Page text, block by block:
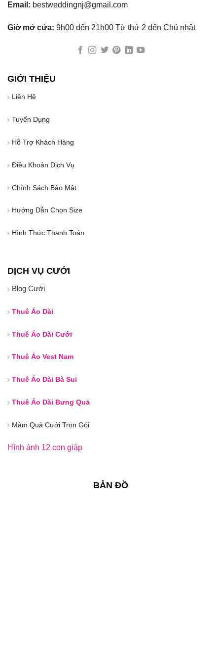
Email: bestweddingnj@gmail.com
Giờ mở cửa: 9h00 đến 21h00 Từ thứ 2 đến Chủ nhật
GIỚI THIỆU
Liên Hệ
Tuyển Dụng
Hỗ Trợ Khách Hàng
Điều Khoản Dịch Vụ
Chính Sách Bảo Mật
Hướng Dẫn Chọn Size
Hình Thức Thanh Toán
DỊCH VỤ CƯỚI
Blog Cưới
Thuê Áo Dài
Thuê Áo Dài Cưới
Thuê Áo Vest Nam
Thuê Áo Dài Bà Sui
Thuê Áo Dài Bưng Quả
Mâm Quả Cưới Trọn Gói
Hình ảnh 12 con giáp
BẢN ĐỒ